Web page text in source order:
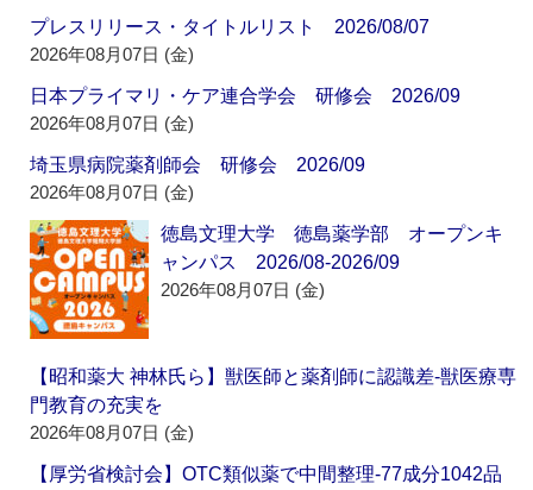
プレスリリース・タイトルリスト 2026/08/07
2026年08月07日 (金)
日本プライマリ・ケア連合学会 研修会 2026/09
2026年08月07日 (金)
埼玉県病院薬剤師会 研修会 2026/09
2026年08月07日 (金)
徳島文理大学 徳島薬学部 オープンキ
ャンパス 2026/08-2026/09
2026年08月07日 (金)
【昭和薬大 神林氏ら】獣医師と薬剤師に認識差‐獣医療専
門教育の充実を
2026年08月07日 (金)
【厚労省検討会】OTC類似薬で中間整理‐77成分1042品